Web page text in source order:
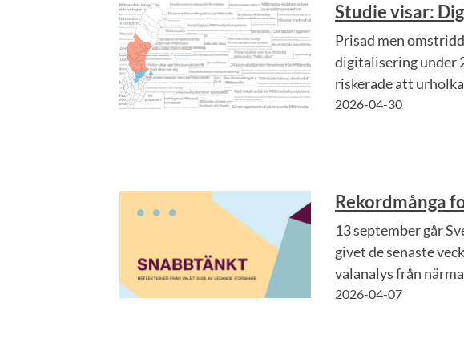
Studie visar:
Prisad men
digitalisering under
riskerade att
2026-04-30
Rekordmånga
13 september går
givet de senaste
valanalys från
2026-04-07